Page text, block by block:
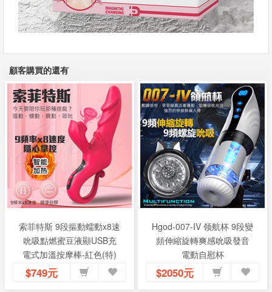
顧客購買的還有
索菲特斯 9段摳動蠕動x8速
吮吸點燃蜜豆液顯USB充
電式加溫按摩棒-紅色(特)
$749元
Hgod-007-IV 领航杯 9段變
頻伸縮旋轉爽感吮吸發音
電動自慰杯
$2050元